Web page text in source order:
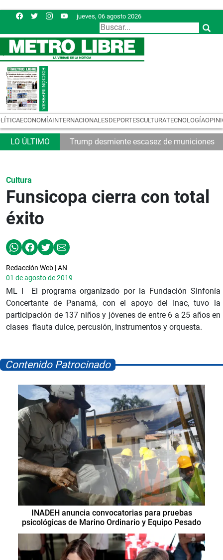
jueves, 06 agosto 2026
ECONOMÍAINTERNACIONALESDEPORTESCULTURATECNOLOGÍA
Trump desmiente escasez de municiones
Cultura
Funsicopa cierra con total
éxito
Redacción Web | AN
01 de agosto de 2019
ML I El programa organizado por la Fundación Sinfonía
Concertante de Panamá, con el apoyo del Inac, tuvo la
participación de 137 niños y jóvenes de entre 6 a 25 años en
clases flauta dulce, percusión, instrumentos y orquesta.
Contenido Patrocinado
INADEH anuncia convocatorias para pruebas
psicológicas de Marino Ordinario y Equipo Pesado